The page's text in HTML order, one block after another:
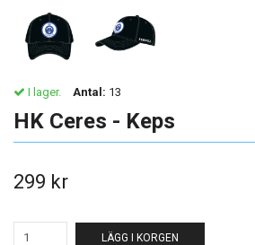
I lager. Antal: 13
HK Ceres - Keps
299 kr
LÄGG I KORGEN